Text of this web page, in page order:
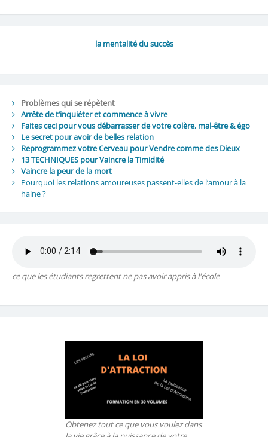
la mentalité du succès
Problèmes qui se répètent
Arrête de t’inquiéter et commence à vivre
Faites ceci pour vous débarrasser de votre colère, mal-être & égo
Le secret pour avoir de belles relation
Reprogrammez votre Cerveau pour Vendre comme des Dieux
13 TECHNIQUES pour Vaincre la Timidité
Vaincre la peur de la mort
Pourquoi les relations amoureuses passent-elles de l’amour à la
haine ?
ce que les étudiants regrettent ne pas avoir appris à l'école
Obtenez tout ce que vous voulez dans